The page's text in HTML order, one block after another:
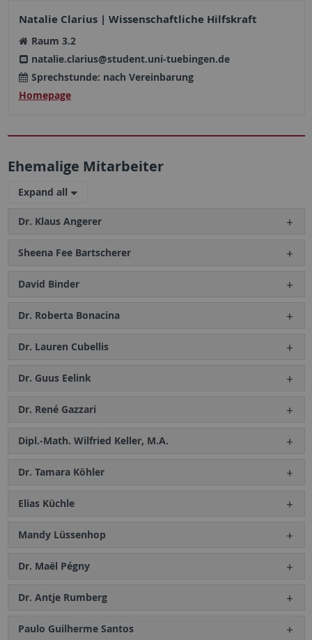
Natalie Clarius | Wissenschaftliche Hilfskraft
Raum 3.2
natalie.clarius@student.uni-tuebingen.de
Sprechstunde: nach Vereinbarung
Homepage
Ehemalige Mitarbeiter
Expand all
Dr. Klaus Angerer
Sheena Fee Bartscherer
David Binder
Dr. Roberta Bonacina
Dr. Lauren Cubellis
Dr. Guus Eelink
Dr. René Gazzari
Dipl.-Math. Wilfried Keller, M.A.
Dr. Tamara Köhler
Elias Küchle
Mandy Lüssenhop
Dr. Maël Pégny
Dr. Antje Rumberg
Paulo Guilherme Santos